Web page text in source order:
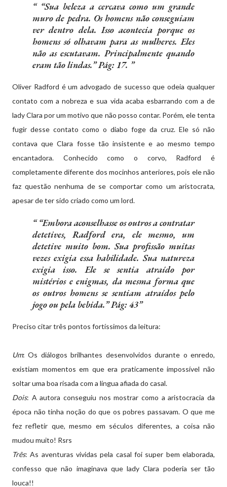
“Sua beleza a cercava como um grande
muro de pedra. Os homens não conseguiam
ver dentro dela. Isso acontecia porque os
homens só olhavam para as mulheres. Eles
não as escutavam. Principalmente quando
eram tão lindas.” Pág: 17.
Oliver Radford é um advogado de sucesso que odeia qualquer
contato com a nobreza e sua vida acaba esbarrando com a de
lady Clara por um motivo que não posso contar. Porém, ele tenta
fugir desse contato como o diabo foge da cruz. Ele só não
contava que Clara fosse tão insistente e ao mesmo tempo
encantadora. Conhecido como o corvo, Radford é
completamente diferente dos mocinhos anteriores, pois ele não
faz questão nenhuma de se comportar como um aristocrata,
apesar de ter sido criado como um lord.
“Embora aconselhasse os outros a contratar
detetives, Radford era, ele mesmo, um
detetive muito bom. Sua profissão muitas
vezes exigia essa habilidade. Sua natureza
exigia isso. Ele se sentia atraído por
mistérios e enigmas, da mesma forma que
os outros homens se sentiam atraídos pelo
jogo ou pela bebida.” Pág: 43
Preciso citar três pontos fortíssimos da leitura:
Um: Os diálogos brilhantes desenvolvidos durante o enredo,
existiam momentos em que era praticamente impossível não
soltar uma boa risada com a língua afiada do casal.
Dois: A autora conseguiu nos mostrar como a aristocracia da
época não tinha noção do que os pobres passavam. O que me
fez refletir que, mesmo em séculos diferentes, a coisa não
mudou muito! Rsrs
Três: As aventuras vividas pela casal foi super bem elaborada,
confesso que não imaginava que lady Clara poderia ser tão
louca!!